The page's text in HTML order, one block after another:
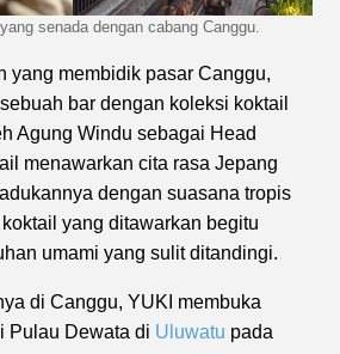
senada dengan cabang Canggu.
yang membidik pasar Canggu,
bar dengan koleksi koktail
Agung Windu sebagai Head
menawarkan cita rasa Jepang
dengan suasana tropis
yang ditawarkan begitu
umami yang sulit ditandingi.
di Canggu, YUKI membuka
Pulau Dewata di Uluwatu pada